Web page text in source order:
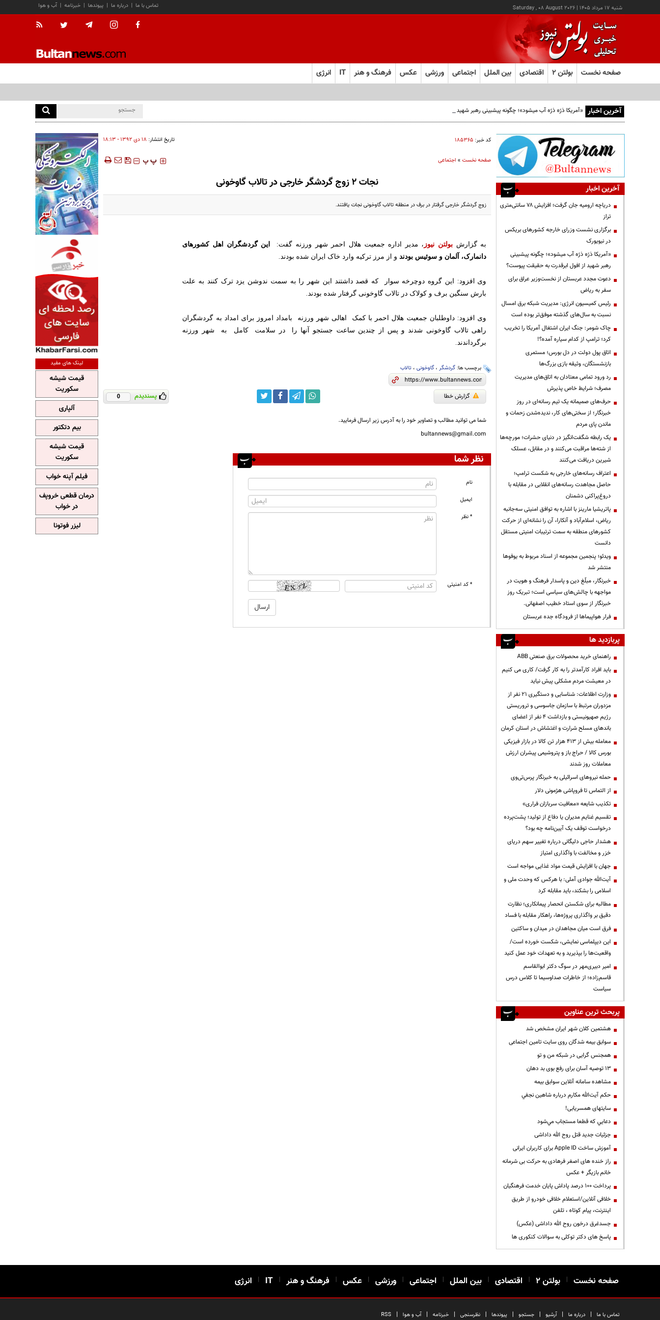
شنبه ۱۷ مرداد ۱۴۰۵ |
Saturday , 08 August 2026 آب و هوا | خبرنامه | پیوندها | درباره ما | تماس با ما
صفحه نخست بولتن ۲ اقتصادی بین الملل اجتماعی ورزشی عکس فرهنگ و هنر IT انرژی
آخرین اخبار «آمریکا ذرّه ذرّه آب میشود»؛ چگونه پیشبینی رهبر شهید از افول ابرقدرت به حقیقت پیوست؟
کد خبر: ۱۸۵۳۶۵ تاریخ انتشار: ۱۸ دی ۱۳۹۲ - ۱۸:۱۳
صفحه نخست» اجتماعی ‍‍‍ پ پ
نجات ۲ زوج گردشگر خارجی در تالاب گاوخونی
زوج گردشگر خارجی گرفتار در برف در منطقه تالاب گاوخونی نجات یافتند.
به گزارش بولتن نیوز ، مدیر اداره جمعیت هلال احمر شهر ورزنه گفت:
این گردشگران اهل کشورهای
دانمارک، آلمان و سوئیس بودندو از مرز ترکیه وارد خاک ایران شده بودند.
وی افزود: این گروه دوچرخه سوار که قصد داشتند این شهر را به سمت ندوشن یزد ترک کنند به علت
بارش سنگین برف و کولاک در تالاب گاوخونی گرفتار شده بودند.
وی افزود: داوطلبان جمعیت هلال احمر با کمک اهالی شهر ورزنه بامداد امروز برای امداد به گردشگران
راهی تالاب گاوخونی شدند و پس از چندین ساعت جستجو آنها را در سلامت کامل به شهر ورزنه
برگرداندند.
برچسب ها: گردشگر، گاوخونی، تالاب
گزارش خطا پسندیدم 0
شما می توانید مطالب و تصاویر خود را به آدرس زیر ارسال فرمایید.
bultannews@gmail.com
نظر شما
نام
ایمیل
* نظر
* کد امنیتی
آخرین اخبار
دریاچه ارومیه جان گرفت؛ افزایش ۷۸ سانتی‌متری
تراز
برگزاری نشست وزرای خارجه کشورهای بریکس
در نیویورک
«آمریکا ذرّه ذرّه آب میشود»؛ چگونه پیشبینی
رهبر شهید از افول ابرقدرت به حقیقت پیوست؟
دعوت مجدد عربستان از نخست‌وزیر عراق برای
سفر به ریاض
رئیس کمیسیون انرژی: مدیریت شبکه برق امسال
نسبت به سال‌های گذشته موفق‌تر بوده است
چاک شومر: جنگ ایران اشتغال آمریکا را تخریب
کرد؛ ترامپ از کدام سیاره آمده؟!
اتاق پول دولت در دل بورس؛ مستمری
بازنشستگان، وثیقه بازی بزرگ‌ها
رد ورود تمامی معتادان به اتاق‌های مدیریت
مصرف؛ شرایط خاص پذیرش
حرف‌های صمیمانه یک تیم رسانه‌ای در روز
خبرنگار؛ از سختی‌های کار، ندیده‌شدن زحمات و
ماندن پای مردم
یک رابطه شگفت‌انگیز در دنیای حشرات؛ مورچه‌ها
از شته‌ها مراقبت می‌کنند و در مقابل، عسلک
شیرین دریافت می‌کنند
اعتراف رسانه‌های خارجی به شکست ترامپ؛
حاصل مجاهدت رسانه‌های انقلابی در مقابله با
دروغ‌پراکنی دشمنان
پاتریشیا مارینز با اشاره به توافق امنیتی سه‌جانبه
ریاض، اسلام‌آباد و آنکارا، آن را نشانه‌ای از حرکت
کشورهای منطقه به سمت ترتیبات امنیتی مستقل
دانست
ویدئو؛ پنجمین مجموعه از اسناد مربوط به یوفوها
منتشر شد
خبرنگار، مبلّغ دین و پاسدار فرهنگ و هویت در
مواجهه با چالش‌های سیاسی است؛ تبریک روز
خبرنگار از سوی استاد خطیب اصفهانی.
فرار هواپیماها از فرودگاه جده عربستان
پربازدید ها
راهنمای خرید محصولات برق صنعتی ABB
باید افراد کارآمدتر را به کار گرفت/ کاری می کنیم
در معیشت مردم مشکلی پیش نیاید
وزارت اطلاعات: شناسایی و دستگیری ۲۱ نفر از
مزدوران مرتبط با سازمان جاسوسی و تروریستی
رژیم صهیونیستی و بازداشت ۴ نفر از اعضای
باندهای مسلح شرارت و اغتشاش در استان کرمان
معامله بیش از ۴۱۳ هزار تن کالا در بازار فیزیکی
بورس کالا / حراج باز و پتروشیمی پیشران ارزش
معاملات روز شدند
حمله نیروهای اسرائیلی به خبرنگار پرس‌تی‌وی
از التماس تا فروپاشی هژمونی دلار
تکذیب شایعه «معافیت سربازان فراری»
تقسیم غنایم مدیران یا دفاع از تولید؛ پشت‌پرده
درخواست توقف یک آیین‌نامه چه بود؟
هشدار حاجی دلیگانی درباره تغییر سهم دریای
خزر و مخالفت با واگذاری امتیاز
جهان با افزایش قیمت مواد غذایی مواجه است
آیت‌الله جوادی آملی: با هرکس که وحدت ملی و
اسلامی را بشکند، باید مقابله کرد
مطالبه برای شکستن انحصار پیمانکاری؛ نظارت
دقیق بر واگذاری پروژه‌ها، راهکار مقابله با فساد
فرق است میان مجاهدان در میدان و ساکتین
این دیپلماسی نمایشی، شکست خورده است/
واقعیت‌ها را بپذیرید و به تعهدات خود عمل کنید
امیر دبیری‌مهر در سوگ دکتر ابوالقاسم
قاسم‌زاده؛ از خاطرات صداوسیما تا کلاس درس
سیاست
پربحث ترین عناوین
هشتمین کلان شهر ایران مشخص شد
سوابق بیمه شدگان روی سایت تامین اجتماعی
همجنس گرایی در شبکه من و تو
13 توصیه آسان برای رفع بوی بد دهان
مشاهده سامانه آنلاين سوابق بیمه
حكم آيت‌الله مكارم درباره شاهين نجفي
سایتهای همسریابی!
دعايي كه قطعا مستجاب مي‌شود
جزئیات جدید قتل روح الله داداشی
آموزش ساخت Apple ID برای کاربران ایرانی
راز خنده های اصغر فرهادی به حرکت بی شرمانه
خانم بازیگر + عکس
پرداخت ۱۰۰ درصد پاداش پایان خدمت فرهنگیان
خلافی آنلاین/استعلام خلافی خودرو از طریق
اینترنت، پیام کوتاه ، تلفن
جسدغرق درخون روح الله داداشی (عکس)
پاسخ های دکتر توکلی به سوالات کنکوری ها
لینک های مفید
قیمت شیشه
سکوریت
آلپاری
بیم دتکتور
قیمت شیشه
سکوریت
فیلم آپنه خواب
درمان قطعی خروپف
در خواب
لیزر فوتونا
صفحه نخست | بولتن ۲ | اقتصادی | بین الملل | اجتماعی | ورزشی | عکس | فرهنگ و هنر |
IT
| انرژی
تماس با ما | درباره ما | آرشیو | جستجو | پیوندها | نظرسنجی | خبرنامه | آب و هوا |
RSS